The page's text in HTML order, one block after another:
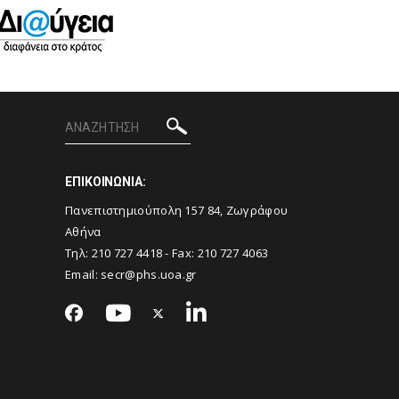
ΕΠΙΚΟΙΝΩΝΙΑ:
Πανεπιστημιούπολη 157 84, Ζωγράφου
Αθήνα
Τηλ: 210 727 4418- Fax: 210 727 4063
Email: secr@phs.uoa.gr